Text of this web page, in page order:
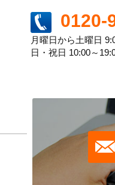
0120-
月曜日から土曜日
日・祝日 10:00～